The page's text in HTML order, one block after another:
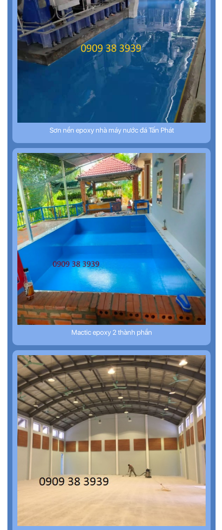
Sơn nền epoxy nhà máy nước đá Tấn Phát
Mactic epoxy 2 thành phần